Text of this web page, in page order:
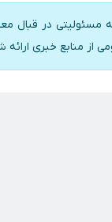
مسئولیتی در قبال
از منابع خبری